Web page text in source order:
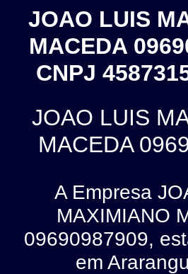
JOAO LUIS
MACEDA
CNPJ
JOAO LUIS
MACEDA
A Empresa
MAXIMIANO
09690987909,
em